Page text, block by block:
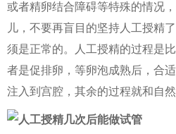
或者精卵结合障碍等特殊的情况
儿，不要再盲目的坚持人工授精
须是正常的。人工授精的过程是
者是促排卵，等卵泡成熟后，合
注入到宫腔，其余的过程就和自然